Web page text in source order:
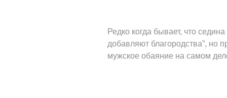
Редко когда бывает, что
добавляют благородства”, но
мужское обаяние на самом